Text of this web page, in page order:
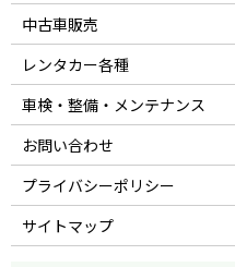
中古車販売
レンタカー各種
車検・整備・メンテナンス
お問い合わせ
プライバシーポリシー
サイトマップ